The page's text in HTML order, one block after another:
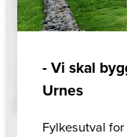
- Vi skal
Urnes
Fylkesutval